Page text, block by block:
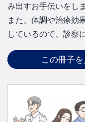
み出すお手伝いをしま
また、体調や治療効
しているので、診察
この冊子